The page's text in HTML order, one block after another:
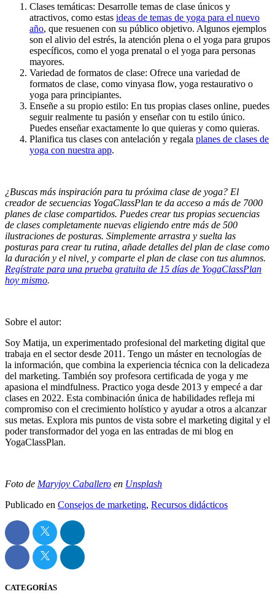
Clases temáticas: Desarrolle temas de clase únicos y
atractivos, como estas ideas de temas de yoga para el nuevo
año, que resuenen con su público objetivo. Algunos ejemplos
son el alivio del estrés, la atención plena o el yoga para grupos
específicos, como el yoga prenatal o el yoga para personas
mayores.
Variedad de formatos de clase: Ofrece una variedad de
formatos de clase, como vinyasa flow, yoga restaurativo o
yoga para principiantes.
Enseñe a su propio estilo: En tus propias clases online, puedes
seguir realmente tu pasión y enseñar con tu estilo único.
Puedes enseñar exactamente lo que quieras y como quieras.
Planifica tus clases con antelación y regala planes de clases de
yoga con nuestra app.
¿Buscas más inspiración para tu próxima clase de yoga? El
creador de secuencias YogaClassPlan te da acceso a más de 7000
planes de clase compartidos. Puedes crear tus propias secuencias
de clases completamente nuevas eligiendo entre más de 500
ilustraciones de posturas. Simplemente arrastra y suelta las
posturas para crear tu rutina, añade detalles del plan de clase como
la duración y el nivel, y comparte el plan de clase con tus alumnos.
Regístrate para una prueba gratuita de 15 días de YogaClassPlan
hoy mismo.
Sobre el autor:
Soy Matija, un experimentado profesional del marketing digital que
trabaja en el sector desde 2011. Tengo un máster en tecnologías de
la información, que combina la experiencia técnica con la delicadeza
del marketing. También soy profesora certificada de yoga y me
apasiona el mindfulness. Practico yoga desde 2013 y empecé a dar
clases en 2022. Esta combinación única de habilidades refleja mi
compromiso con el crecimiento holístico y ayudar a otros a alcanzar
sus metas. Explora mis puntos de vista sobre el marketing digital y el
poder transformador del yoga en las entradas de mi blog en
YogaClassPlan.
Foto de Maryjoy Caballero en Unsplash
Publicado en Consejos de marketing, Recursos didácticos
CATEGORÍAS